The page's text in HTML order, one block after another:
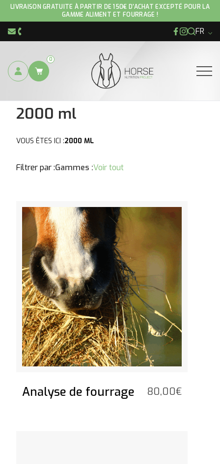
LIVRAISON GRATUITE À PARTIR DE 150€ D'ACHAT EXCEPTÉ POUR LA
GAMME ALIMENT ET FOURRAGE !
info@hnp-horse.be
+32 (0)4 250 12 96 Facebook
Instagram
FR
0
Accueil/ Produit Conditionnement / 2000 ml
2000 ml
VOUS ÊTES ICI :2000 ML
Filtrer par :Gammes :Voir tout
Analyse de fourrage 80,00€
Voir le produit